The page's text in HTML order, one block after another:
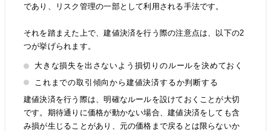
であり、リスク管理の一部として利用される手法です。
それを踏まえた上で、建値決済を行う際の注意点は、以下の2
つが挙げられます。
大きな損失を出さないよう損切りのルールを決めておく
これまでの取引傾向から建値決済するか判断する
建値決済を行う際は、明確なルールを設けておくことが大切
です。期待通りに価格が動かない場合、建値決済をしても含
み損が生じることがあり、元の価格まで戻るとは限らないか